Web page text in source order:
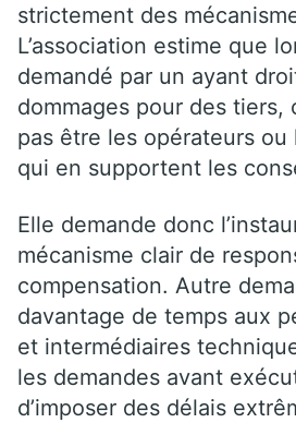
strictement des
L’association estime que
demandé par un ayant
dommages pour des tiers,
pas être les opérateurs
qui en supportent les
Elle demande donc
mécanisme clair de
compensation. Autre
davantage de temps aux
et intermédiaires
les demandes avant
d’imposer des délais